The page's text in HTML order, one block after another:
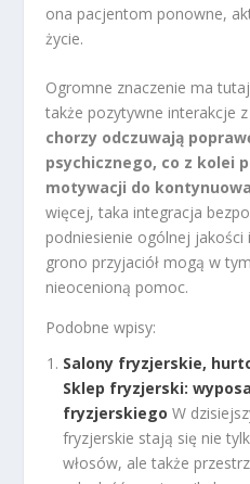
ona pacjentom ponowne,
życie.
Ogromne znaczenie ma
także pozytywne interakcje
chorzy odczuwają
psychicznego, co z kolei
motywacji do
więcej, taka integracja
podniesienie ogólnej jakości
grono przyjaciół mogą w
nieocenioną pomoc.
Podobne wpisy:
Salony fryzjerskie,
Sklep fryzjerski:
fryzjerskiego W
fryzjerskie stają się nie
włosów, ale także